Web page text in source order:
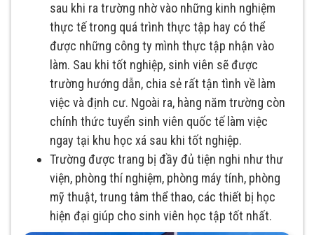
sau khi ra trường nhờ vào những kinh nghiệm
thực tế trong quá trình thực tập hay có thể
được những công ty mình thực tập nhận vào
làm. Sau khi tốt nghiệp, sinh viên sẽ được
trường hướng dẫn, chia sẻ rất tận tình về làm
việc và định cư. Ngoài ra, hàng năm trường còn
chính thức tuyển sinh viên quốc tế làm việc
ngay tại khu học xá sau khi tốt nghiệp.
Trường được trang bị đầy đủ tiện nghi như thư
viện, phòng thí nghiệm, phòng máy tính, phòng
mỹ thuật, trung tâm thể thao, các thiết bị học
hiện đại giúp cho sinh viên học tập tốt nhất.